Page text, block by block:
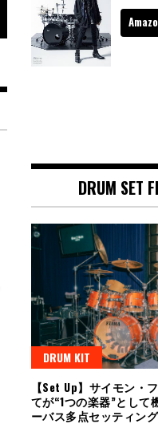
DRUM SET
DRUM KIT
【Set Up】サイモン・
てが“1つの楽器”として
ーバス多点セッティン